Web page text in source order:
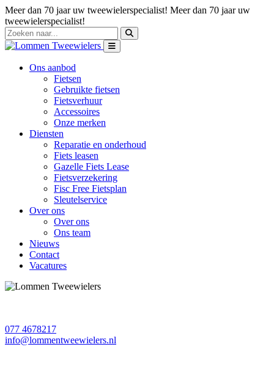
Meer dan 70 jaar uw tweewielerspecialist! Meer dan 70 jaar uw
tweewielerspecialist!
Ons aanbod
Fietsen
Gebruikte fietsen
Fietsverhuur
Accessoires
Onze merken
Diensten
Reparatie en onderhoud
Fiets leasen
Gazelle Fiets Lease
Fietsverzekering
Fisc Free Fietsplan
Sleutelservice
Over ons
Over ons
Ons team
Nieuws
Contact
Vacatures
077 4678217
info@lommentweewielers.nl